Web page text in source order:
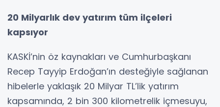
20 Milyarlık dev yatırım tüm ilçeleri
kapsıyor
KASKİ’nin öz kaynakları ve Cumhurbaşkanı
Recep Tayyip Erdoğan’ın desteğiyle sağlanan
hibelerle yaklaşık 20 Milyar TL’lik yatırım
kapsamında, 2 bin 300 kilometrelik içmesuyu,